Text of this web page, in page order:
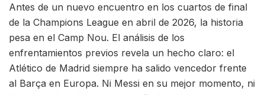
Antes de un nuevo encuentro en los cuartos de final
de la Champions League en abril de 2026, la historia
pesa en el Camp Nou. El análisis de los
enfrentamientos previos revela un hecho claro: el
Atlético de Madrid siempre ha salido vencedor frente
al Barça en Europa. Ni Messi en su mejor momento, ni